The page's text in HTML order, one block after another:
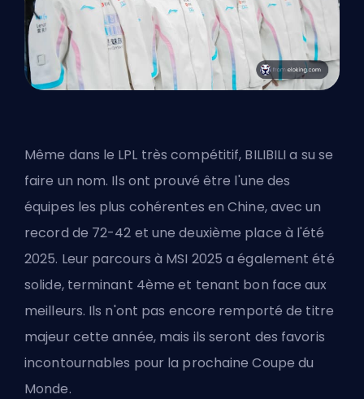
Même dans le LPL très compétitif, BILIBILIa su se
faire un nom. Ils ont prouvé être l'une des
équipes les plus cohérentes en Chine, avec un
record de 72-42 et une deuxième place à l'été
2025. Leur parcours à MSI 2025 a également été
solide, terminant 4ème et tenant bon face aux
meilleurs. Ils n'ont pas encore remporté de titre
majeur cette année, mais ils seront des favoris
incontournables pour la prochaine Coupe du
Monde.